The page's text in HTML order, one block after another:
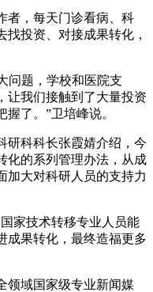
，每天门诊看病、科
投资、对接成果转化，
题，学校和医院支
让我们接触到了大量投资
了。”卫培峰说。
科科长张霞婧介绍，今
化的系列管理办法，从成
加大对科研人员的支持力
家技术转移专业人员能
成果转化，最终造福更多
域国家级专业新闻媒